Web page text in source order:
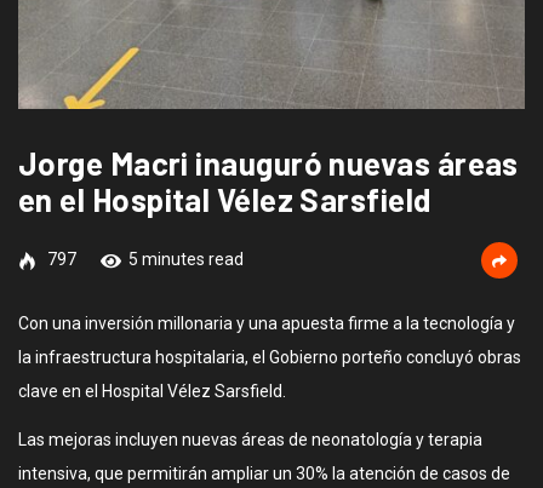
Jorge Macri inauguró nuevas áreas
en el Hospital Vélez Sarsfield
797 5 minutes read
Con una inversión millonaria y una apuesta firme a la tecnología y
la infraestructura hospitalaria, el Gobierno porteño concluyó obras
clave en el Hospital Vélez Sarsfield.
Las mejoras incluyen nuevas áreas de neonatología y terapia
intensiva, que permitirán ampliar un 30% la atención de casos de